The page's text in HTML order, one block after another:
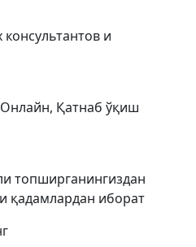
и
Онлайн, Қатнаб ўқиш
топширганингиздан
қадамлардан иборат